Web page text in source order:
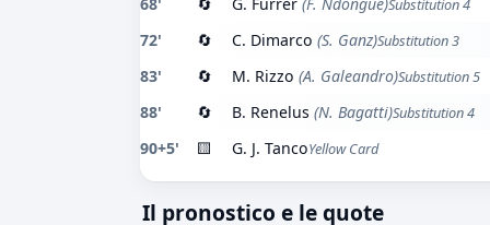
Substitution 4
72' 🔄 C. Dimarco (S. Ganz)Substitution 3
83' 🔄 M. Rizzo (A. Galeandro)Substitution 5
88' 🔄 B. Renelus (N. Bagatti)Substitution 4
90+5' 🟨 G. J. TancoYellow Card
Il pronostico e le quote